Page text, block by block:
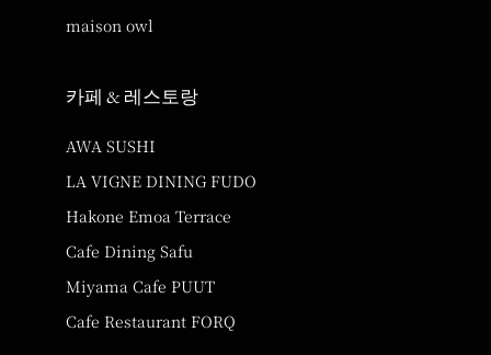
maison owl
카페 & 레스토랑
AWA SUSHI
LA VIGNE DINING FUDO
Hakone Emoa Terrace
Cafe Dining Safu
Miyama Cafe PUUT
Cafe Restaurant FORQ